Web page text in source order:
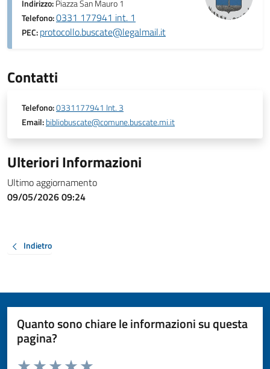
Indirizzo:Piazza San Mauro 1
Telefono:0331 177941 int. 1
PEC:protocollo.buscate@legalmail.it
Contatti
Telefono:0331177941 Int. 3
Email:bibliobuscate@comune.buscate.mi.it
Ulteriori Informazioni
Ultimo aggiornamento
09/05/2026 09:24
Indietro
Quanto sono chiare le informazioni su questa
pagina?
Valuta da 1 a 5 stelle la pagina